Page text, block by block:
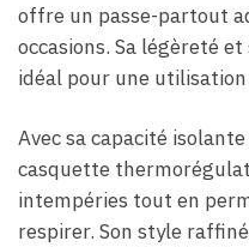
offre un passe-partout
occasions. Sa légèreté
idéal pour une
Avec sa capacité
casquette
intempéries tout en
respirer. Son style